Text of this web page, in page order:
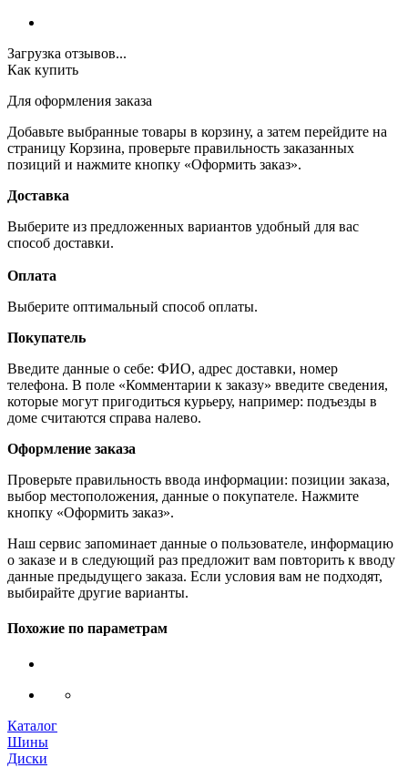
Загрузка отзывов...
Как купить
Для оформления заказа
Добавьте выбранные товары в корзину, а затем перейдите на
страницу Корзина, проверьте правильность заказанных
позиций и нажмите кнопку «Оформить заказ».
Доставка
Выберите из предложенных вариантов удобный для вас
способ доставки.
Оплата
Выберите оптимальный способ оплаты.
Покупатель
Введите данные о себе: ФИО, адрес доставки, номер
телефона. В поле «Комментарии к заказу» введите сведения,
которые могут пригодиться курьеру, например: подъезды в
доме считаются справа налево.
Оформление заказа
Проверьте правильность ввода информации: позиции заказа,
выбор местоположения, данные о покупателе. Нажмите
кнопку «Оформить заказ».
Наш сервис запоминает данные о пользователе, информацию
о заказе и в следующий раз предложит вам повторить к вводу
данные предыдущего заказа. Если условия вам не подходят,
выбирайте другие варианты.
Похожие по параметрам
Каталог
Шины
Диски